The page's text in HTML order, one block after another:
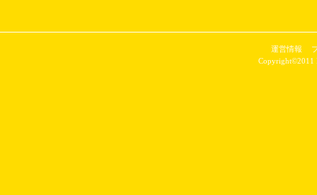
運営情報
Copyright©2011